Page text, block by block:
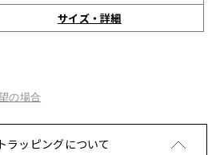
サイズ・詳細
の場合
ラッピングについて